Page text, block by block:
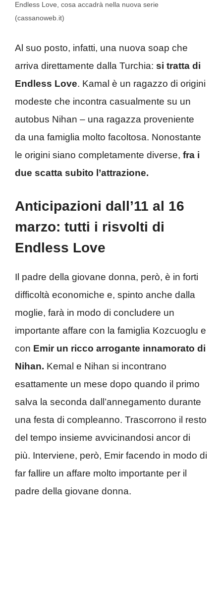
Endless Love, cosa accadrà nella nuova serie
(cassanoweb.it)
Al suo posto, infatti, una nuova soap che
arriva direttamente dalla Turchia: si tratta di
Endless Love. Kamal è un ragazzo di origini
modeste che incontra casualmente su un
autobus Nihan – una ragazza proveniente
da una famiglia molto facoltosa. Nonostante
le origini siano completamente diverse, fra i
due scatta subito l’attrazione.
Anticipazioni dall’11 al 16
marzo: tutti i risvolti di
Endless Love
Il padre della giovane donna, però, è in forti
difficoltà economiche e, spinto anche dalla
moglie, farà in modo di concludere un
importante affare con la famiglia Kozcuoglu e
con Emir un ricco arrogante innamorato di
Nihan. Kemal e Nihan si incontrano
esattamente un mese dopo quando il primo
salva la seconda dall’annegamento durante
una festa di compleanno. Trascorrono il resto
del tempo insieme avvicinandosi ancor di
più. Interviene, però, Emir facendo in modo di
far fallire un affare molto importante per il
padre della giovane donna.